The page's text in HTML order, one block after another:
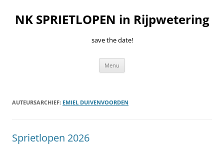
de
inhoud
NK SPRIETLOPEN in Rijpwetering
save the date!
Menu
AUTEURSARCHIEF: EMIEL DUIVENVOORDEN
Sprietlopen 2026